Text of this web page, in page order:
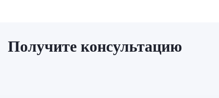
Получите консультацию